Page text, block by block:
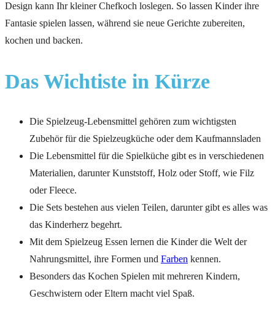
Design kann Ihr kleiner Chefkoch loslegen. So lassen Kinder ihre
Fantasie spielen lassen, während sie neue Gerichte zubereiten,
kochen und backen.
Das Wichtiste in Kürze
Die Spielzeug-Lebensmittel gehören zum wichtigsten
Zubehör für die Spielzeugküche oder dem Kaufmannsladen
Die Lebensmittel für die Spielküche gibt es in verschiedenen
Materialien, darunter Kunststoff, Holz oder Stoff, wie Filz
oder Fleece.
Die Sets bestehen aus vielen Teilen, darunter gibt es alles was
das Kinderherz begehrt.
Mit dem Spielzeug Essen lernen die Kinder die Welt der
Nahrungsmittel, ihre Formen und Farben kennen.
Besonders das Kochen Spielen mit mehreren Kindern,
Geschwistern oder Eltern macht viel Spaß.